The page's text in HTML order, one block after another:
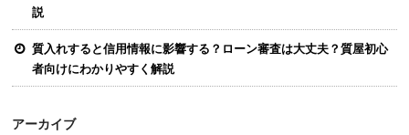
説
質入れすると信用情報に影響する？ローン審査は大丈夫？質屋初心
者向けにわかりやすく解説
アーカイブ